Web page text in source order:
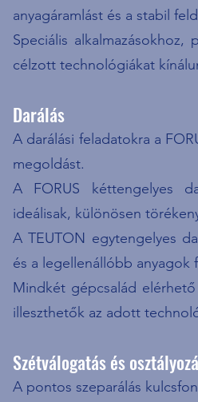
anyagáramlást és a stabil
Speciális
célzott technológiákat
Darálás
A darálási feladatokra a
megoldást.
A FORUS kéttengelyes
ideálisak, különösen
A TEUTON egytengelyes
és a legellenállóbb anyagok
Mindkét gépcsalád
illeszthetők az adott
Szétválogatás és
A pontos szeparálás